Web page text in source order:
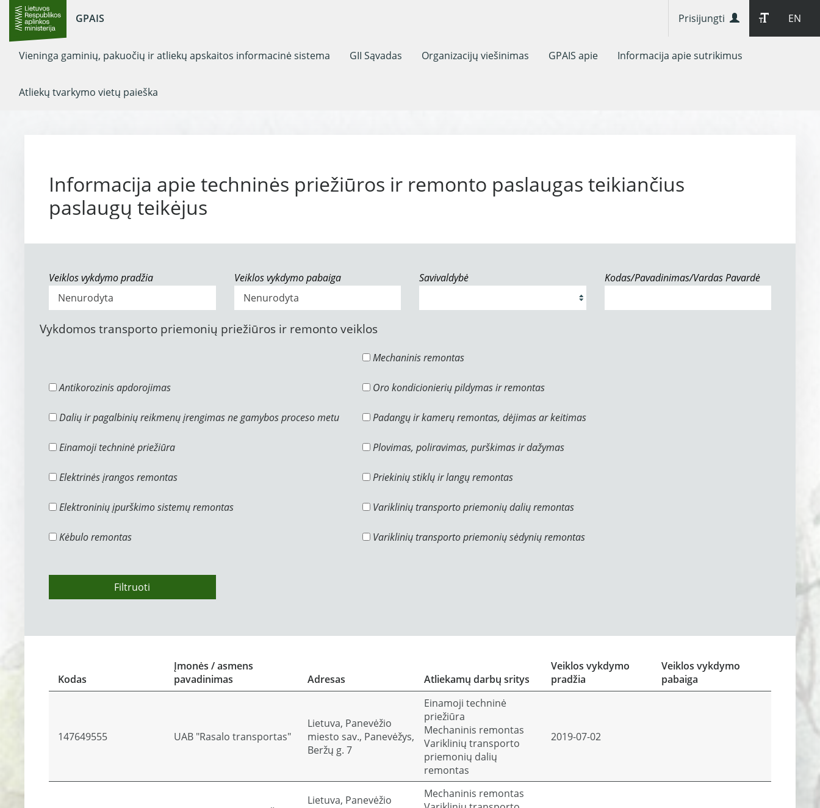
GPAIS EN
Prisijungti
Vieninga gaminių, pakuočių ir atliekų apskaitos informacinė sistema GII Sąvadas Organizacijų viešinimas GPAIS apie Informacija apie sutrikimus
Atliekų tvarkymo vietų paieška
Informacija apie techninės priežiūros ir remonto paslaugas teikiančius
paslaugų teikėjus
Veiklos vykdymo pradžia Veiklos vykdymo pabaiga Savivaldybė Kodas/Pavadinimas/Vardas Pavardė
Vykdomos transporto priemonių priežiūros ir remonto veiklos
Antikorozinis apdorojimas
Dalių ir pagalbinių reikmenų įrengimas ne gamybos proceso metu
Einamoji techninė priežiūra
Elektrinės įrangos remontas
Elektroninių įpurškimo sistemų remontas
Kėbulo remontas
Mechaninis remontas
Oro kondicionierių pildymas ir remontas
Padangų ir kamerų remontas, dėjimas ar keitimas
Plovimas, poliravimas, purškimas ir dažymas
Priekinių stiklų ir langų remontas
Variklinių transporto priemonių dalių remontas
Variklinių transporto priemonių sėdynių remontas
Filtruoti
Kodas
Įmonės / asmens
pavadinimas
Adresas Atliekamų darbų sritys
Veiklos vykdymo
pradžia
Veiklos vykdymo
pabaiga
147649555 UAB "Rasalo transportas"
Lietuva, Panevėžio
miesto sav., Panevėžys,
Beržų g. 7
Einamoji techninė
priežiūra
Mechaninis remontas
Variklinių transporto
priemonių dalių
remontas
2019-07-02
Lietuva, Panevėžio
Mechaninis remontas